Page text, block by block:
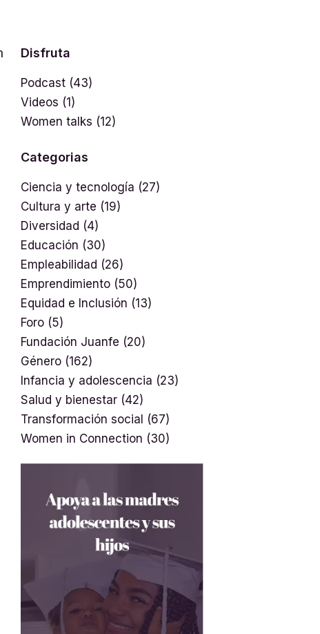
Disfruta
Podcast (43)
Videos (1)
Women talks (12)
Categorias
Ciencia y tecnología (27)
Cultura y arte (19)
Diversidad (4)
Educación (30)
Empleabilidad (26)
Emprendimiento (50)
Equidad e Inclusión (13)
Foro (5)
Fundación Juanfe (20)
Género (162)
Infancia y adolescencia (23)
Salud y bienestar (42)
Transformación social (67)
Women in Connection (30)